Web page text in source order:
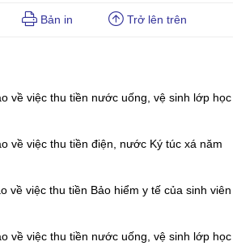
Bản in Trở lên trên
về việc thu tiền nước uống, vệ sinh lớp học
về việc thu tiền điện, nước Ký túc xá năm
về việc thu tiền Bảo hiểm y tế của sinh viên
về việc thu tiền nước uống, vệ sinh lớp học